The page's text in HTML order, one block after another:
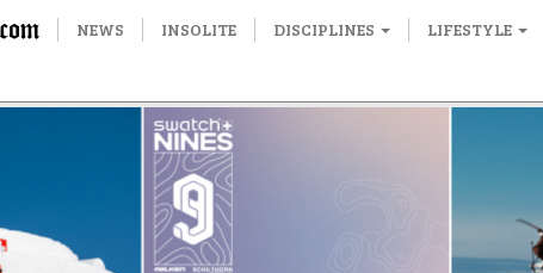
NEWS INSOLITE DISCIPLINES LIFESTYLE